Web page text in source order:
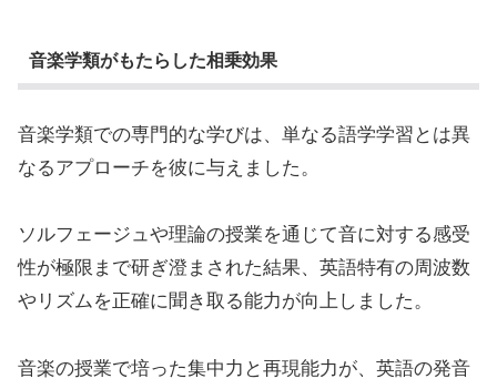
音楽学類がもたらした相乗効果
音楽学類での専門的な学びは、単なる語学学習とは異
なるアプローチを彼に与えました。
ソルフェージュや理論の授業を通じて音に対する感受
性が極限まで研ぎ澄まされた結果、英語特有の周波数
やリズムを正確に聞き取る能力が向上しました。
音楽の授業で培った集中力と再現能力が、英語の発音